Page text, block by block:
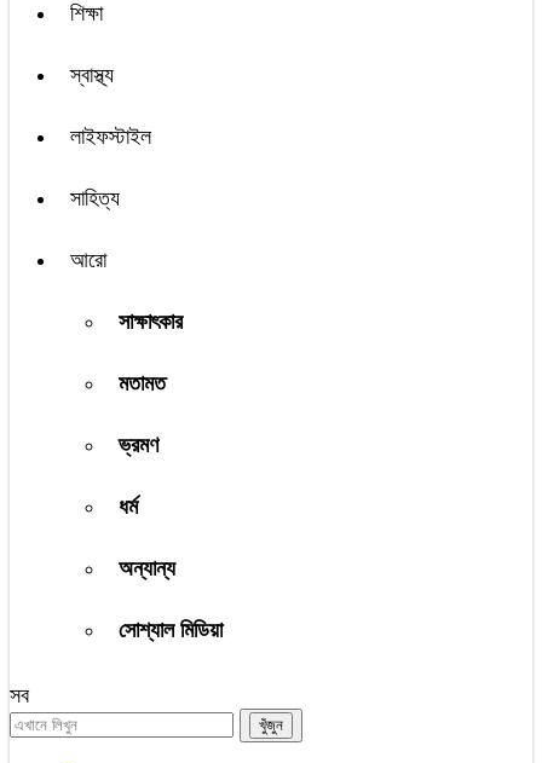
শিক্ষা
স্বাস্থ্য
লাইফস্টাইল
সাহিত্য
আরো
সাক্ষাৎকার
মতামত
ভ্রমণ
ধর্ম
অন্যান্য
সোশ্যাল মিডিয়া
সব